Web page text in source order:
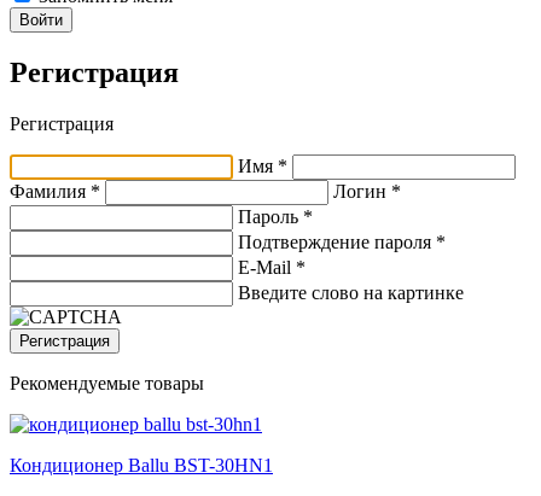
Войти
Регистрация
Регистрация
Имя *
Фамилия *
Логин *
Пароль *
Подтверждение пароля *
E-Mail *
Введите слово на картинке
Регистрация
Рекомендуемые товары
Кондиционер Ballu BST-30HN1